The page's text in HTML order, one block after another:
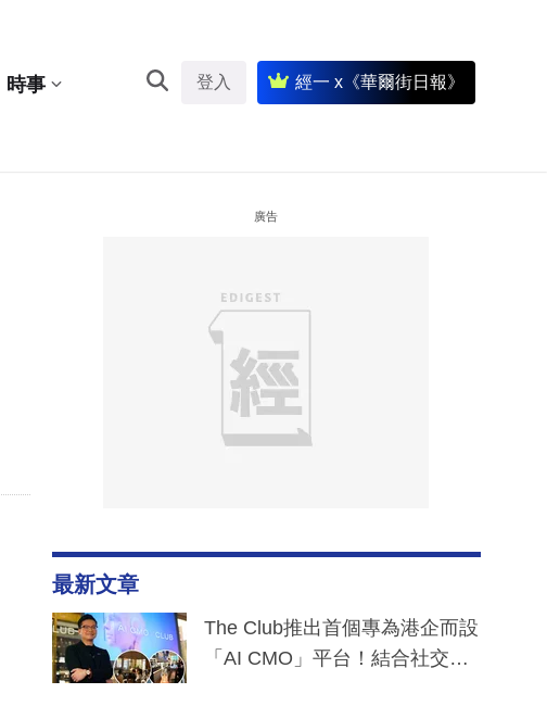
時事 登入 經一 x《華爾街日報》
廣告
最新文章
The Club推出首個專為港企而設
「AI CMO」平台！結合社交聆